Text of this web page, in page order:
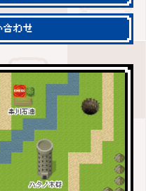
合わせ